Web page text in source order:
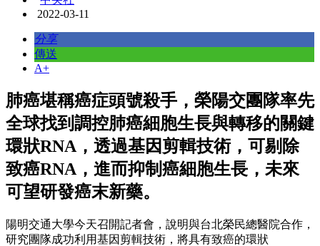
2022-03-11
分享
傳送
A+
肺癌堪稱癌症頭號殺手，榮陽交團隊率先
全球找到調控肺癌細胞生長與轉移的關鍵
環狀RNA，透過基因剪輯技術，可剔除
致癌RNA，進而抑制癌細胞生長，未來
可望研發癌末新藥。
陽明交通大學今天召開記者會，說明與台北榮民總醫院合作，
研究團隊成功利用基因剪輯技術，將具有致癌的環狀